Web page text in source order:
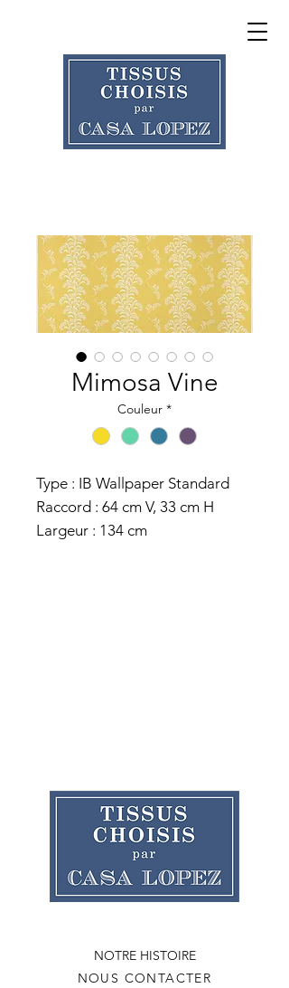
Mimosa Vine
Couleur *
Type : IB Wallpaper Standard
Raccord : 64 cm V, 33 cm H
Largeur : 134 cm
NOTRE HISTOIRE
NOUS CONTACTER